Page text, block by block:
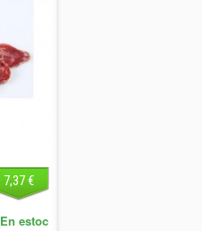
7,37 €
En estoc